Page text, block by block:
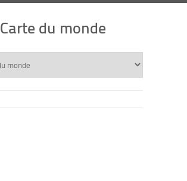
Carte du monde